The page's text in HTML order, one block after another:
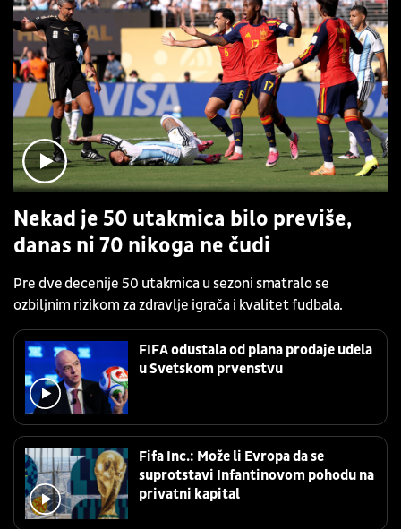
Nekad je 50 utakmica bilo previše,
danas ni 70 nikoga ne čudi
Pre dve decenije 50 utakmica u sezoni smatralo se
ozbiljnim rizikom za zdravlje igrača i kvalitet fudbala.
FIFA odustala od plana prodaje udela
u Svetskom prvenstvu
Fifa Inc.: Može li Evropa da se
suprotstavi Infantinovom pohodu na
privatni kapital